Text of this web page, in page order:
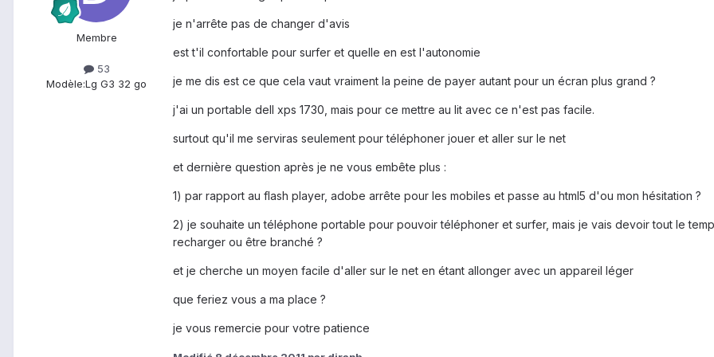
Membre
53
Modèle:Lg G3 32 go
je n'arrête pas de changer d'avis
est t'il confortable pour surfer et quelle en est l'autonomie
je me dis est ce que cela vaut vraiment la peine de payer autant pour un écran plus grand ?
j'ai un portable dell xps 1730, mais pour ce mettre au lit avec ce n'est pas facile.
surtout qu'il me serviras seulement pour téléphoner jouer et aller sur le net
et dernière question après je ne vous embête plus :
1) par rapport au flash player, adobe arrête pour les mobiles et passe au html5 d'ou mon hésitation ?
2) je souhaite un téléphone portable pour pouvoir téléphoner et surfer, mais je vais devoir tout le
recharger ou être branché ?
et je cherche un moyen facile d'aller sur le net en étant allonger avec un appareil léger
que feriez vous a ma place ?
je vous remercie pour votre patience